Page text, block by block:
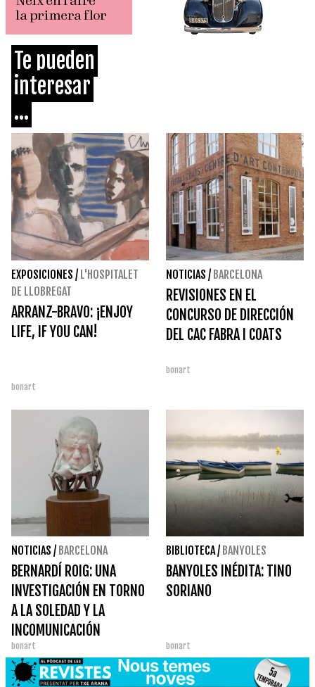
Te pueden
interesar
...
EXPOSICIONES / L'HOSPITALET
DE LLOBREGAT
ARRANZ-BRAVO: ¡ENJOY
LIFE, IF YOU CAN!
bonart
NOTICIAS / BARCELONA
REVISIONES EN EL
CONCURSO DE DIRECCIÓN
DEL CAC FABRA I COATS
bonart
NOTICIAS / BARCELONA
BERNARDÍ ROIG: UNA
INVESTIGACIÓN EN TORNO
A LA SOLEDAD Y LA
INCOMUNICACIÓN
bonart
BIBLIOTECA/ BANYOLES
BANYOLES INÉDITA: TINO
SORIANO
bonart